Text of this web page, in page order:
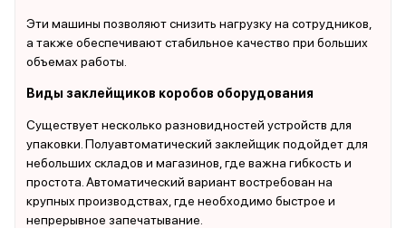
Эти машины позволяют снизить нагрузку на сотрудников,
а также обеспечивают стабильное качество при больших
объемах работы.
Виды заклейщиков коробов оборудования
Существует несколько разновидностей устройств для
упаковки. Полуавтоматический заклейщик подойдет для
небольших складов и магазинов, где важна гибкость и
простота. Автоматический вариант востребован на
крупных производствах, где необходимо быстрое и
непрерывное запечатывание.